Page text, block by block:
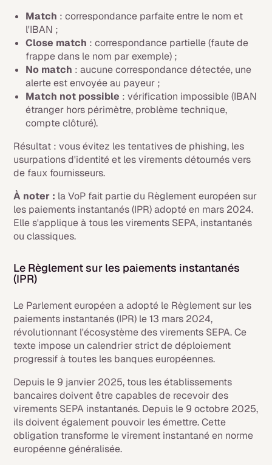
Match : correspondance parfaite entre le nom et
l'IBAN ;
Close match : correspondance partielle (faute de
frappe dans le nom par exemple) ;
No match : aucune correspondance détectée, une
alerte est envoyée au payeur ;
Match not possible : vérification impossible (IBAN
étranger hors périmètre, problème technique,
compte clôturé).
Résultat : vous évitez les tentatives de phishing, les
usurpations d'identité et les virements détournés vers
de faux fournisseurs.
À noter : la VoP fait partie du Règlement européen sur
les paiements instantanés (IPR) adopté en mars 2024.
Elle s'applique à tous les virements SEPA, instantanés
ou classiques.
Le Règlement sur les paiements instantanés
(IPR)
Le Parlement européen a adopté le Règlement sur les
paiements instantanés (IPR) le 13 mars 2024,
révolutionnant l'écosystème des virements SEPA. Ce
texte impose un calendrier strict de déploiement
progressif à toutes les banques européennes.
Depuis le 9 janvier 2025, tous les établissements
bancaires doivent être capables de recevoir des
virements SEPA instantanés. Depuis le 9 octobre 2025,
ils doivent également pouvoir les émettre. Cette
obligation transforme le virement instantané en norme
européenne généralisée.